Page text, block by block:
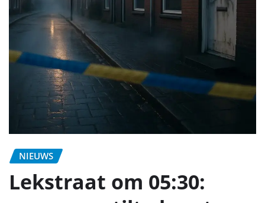
NIEUWS
Lekstraat om 05:30: